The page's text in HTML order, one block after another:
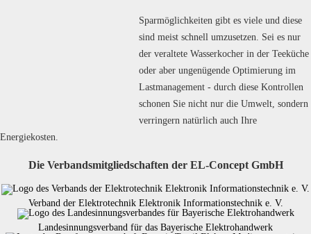
Sparmöglichkeiten gibt es viele und diese
sind meist schnell umzusetzen. Sei es nur
der veraltete Wasserkocher in der Teeküche
oder aber ungenügende Optimierung im
Lastmanagement - durch diese Kontrollen
schonen Sie nicht nur die Umwelt, sondern
verringern natürlich auch Ihre
Energiekosten.
Die Verbandsmitgliedschaften der EL-Concept GmbH
Verband der Elektrotechnik Elektronik Informationstechnik e. V.
Landesinnungsverband für das Bayerische Elektrohandwerk